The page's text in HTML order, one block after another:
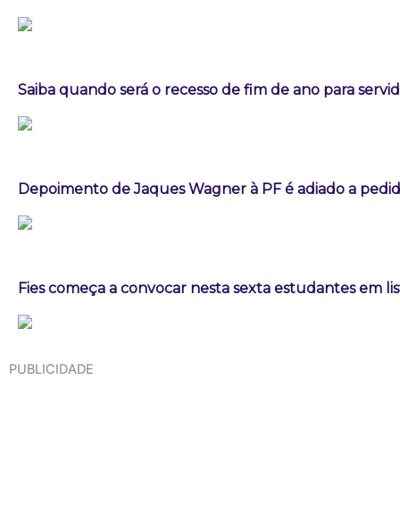
Saiba quando será o recesso de fim de ano para
Depoimento de Jaques Wagner à PF é adiado a
Fies começa a convocar nesta sexta estudantes em
PUBLICIDADE